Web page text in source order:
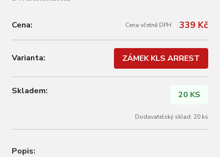
Cena: Cena včetně DPH 339 Kč
Varianta: ZÁMEK KLS ARREST
Skladem: 20 KS
Dodavatelský sklad: 20 ks
Popis: